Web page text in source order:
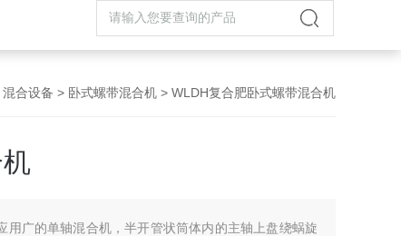
混合设备 > 卧式螺带混合机 > WLDH复合肥卧式螺带混合机
用广的单轴混合机，半开管状筒体内的主轴上盘绕蜗旋